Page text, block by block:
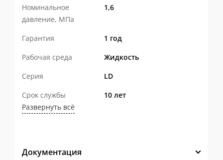
Обеспечивают стабильную работу
гидравлические характеристики
системы.
✅ Надежная конструкция
Прочный стальной корпус
Оптимизированная конструкция
Номинальное
давление, МПа
1,6
Гарантия
1 год
Рабочая среда
Жидкость
Серия
LD
Срок службы
10 лет
Развернуть всё
Документация